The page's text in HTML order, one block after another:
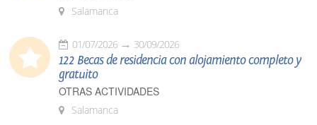
Salamanca
01/07/2026 30/09/2026
122 Becas de residencia con alojamiento completo y
gratuito
OTRAS ACTIVIDADES
Salamanca